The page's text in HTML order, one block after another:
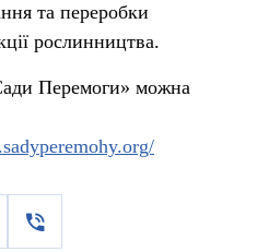
та переробки
рослинництва.
Перемоги» можна